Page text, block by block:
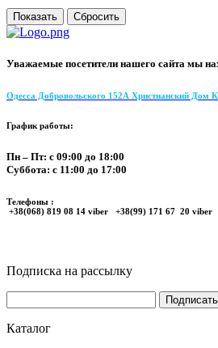
Уважаемые посетители нашего сайта мы
Одесса Добровольского 152А Христианский Дом
График работы:
Пн – Пт: с 09:00 до 18:00
Суббота: с 11:00 до 17:00
Телефоны :
+38(068) 819 08 14 viber +38(99) 171 67 20 viber
Подписка на рассылку
Каталог